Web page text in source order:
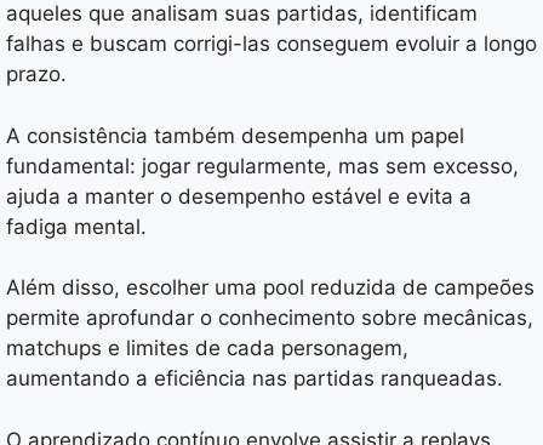
aqueles que analisam suas partidas, identificam
falhas e buscam corrigi-las conseguem evoluir a longo
prazo.
A consistência também desempenha um papel
fundamental: jogar regularmente, mas sem excesso,
ajuda a manter o desempenho estável e evita a
fadiga mental.
Além disso, escolher uma pool reduzida de campeões
permite aprofundar o conhecimento sobre mecânicas,
matchups e limites de cada personagem,
aumentando a eficiência nas partidas ranqueadas.
O aprendizado contínuo envolve assistir a replays